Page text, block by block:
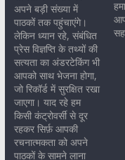
अपने बड़ी संख्या में
पाठकों तक पहुंचाएंगे।
लेकिन ध्यान रहे, संबंधित
प्रेस विज्ञप्ति के तथ्यों की
सत्यता का अंडरटेकिंग भी
आपको साथ भेजना होगा,
जो रिकॉर्ड में सुरक्षित रखा
जाएगा। याद रहे हम
किसी कंट्रोवर्सी से दूर
रहकर सिर्फ़ आपकी
रचनात्मकता को अपने
पाठकों के सामने लाना